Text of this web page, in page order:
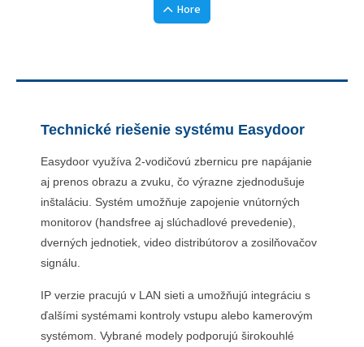
Hore
Technické riešenie systému Easydoor
Easydoor využíva 2-vodičovú zbernicu pre napájanie
aj prenos obrazu a zvuku, čo výrazne zjednodušuje
inštaláciu. Systém umožňuje zapojenie vnútorných
monitorov (handsfree aj slúchadlové prevedenie),
dverných jednotiek, video distribútorov a zosilňovačov
signálu.
IP verzie pracujú v LAN sieti a umožňujú integráciu s
ďalšími systémami kontroly vstupu alebo kamerovým
systémom. Vybrané modely podporujú širokouhlé